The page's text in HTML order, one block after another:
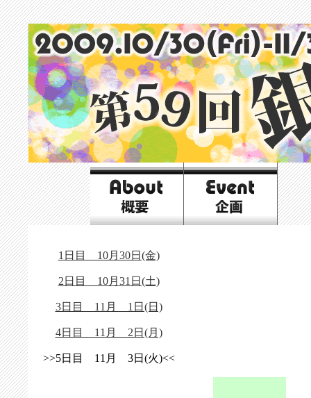
1日目 10月30日(金)
2日目 10月31日(土)
3日目 11月 1日(日)
4日目 11月 2日(月)
>>5日目 11月 3日(火)<<